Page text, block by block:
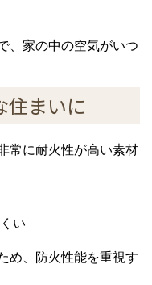
、家の中の空気がいつ
住まいに
常に耐火性が高い素材
い
め、防火性能を重視す